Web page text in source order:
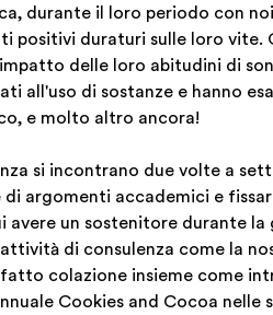
durante il loro periodo con
positivi duraturi sulle loro vite.
delle loro abitudini di
all'uso di sostanze e hanno
e molto altro ancora!
si incontrano due volte a
di argomenti accademici e
avere un sostenitore durante
di consulenza come la
colazione insieme come
Cookies and Cocoa